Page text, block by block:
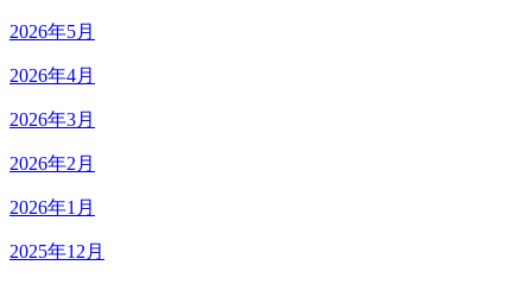
2026年5月
2026年4月
2026年3月
2026年2月
2026年1月
2025年12月